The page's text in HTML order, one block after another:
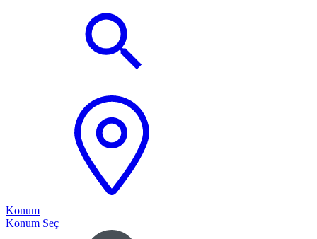
Konum
Konum Seç